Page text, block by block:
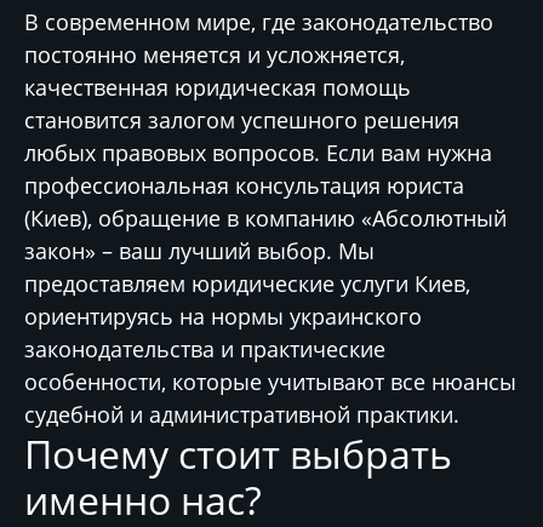
В современном мире, где законодательство
постоянно меняется и усложняется,
качественная юридическая помощь
становится залогом успешного решения
любых правовых вопросов. Если вам нужна
профессиональная консультация юриста
(Киев), обращение в компанию «Абсолютный
закон» – ваш лучший выбор. Мы
предоставляем юридические услуги Киев,
ориентируясь на нормы украинского
законодательства и практические
особенности, которые учитывают все нюансы
судебной и административной практики.
Почему стоит выбрать
именно нас?